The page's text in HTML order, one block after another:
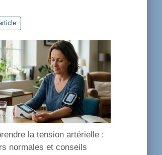
la tension artérielle :
normales et conseils